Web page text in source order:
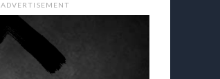
ADVERTISEMENT